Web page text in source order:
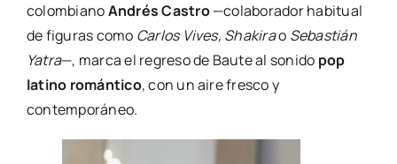
colombianoAndrés Castro—colaborador habitual
de figuras como Carlos Vives, Shakirao Sebastián
Yatra—, marca el regreso de Baute al sonido pop
latino romántico, con un aire fresco y
contemporáneo.